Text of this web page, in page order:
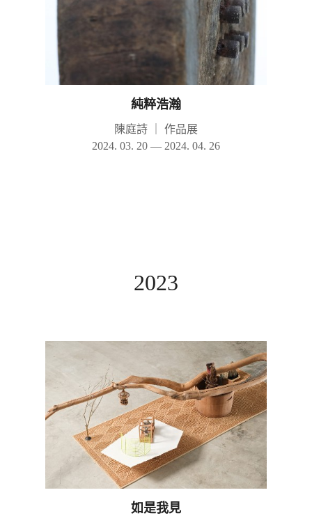
純粹浩瀚
陳庭詩
作品展
2024. 03. 20 — 2024. 04. 26
2023
如是我見